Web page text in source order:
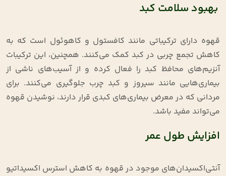
بهبود سلامت کبد
قهوه دارای ترکیباتی مانند کافستول و کاهوئول است که به
کاهش تجمع چربی در کبد کمک می‌کنند. همچنین، این ترکیبات
آنزیم‌های محافظ کبد را فعال کرده و از آسیب‌های ناشی از
بیماری‌هایی مانند سیروز و کبد چرب جلوگیری می‌کنند. برای
مردانی که در معرض بیماری‌های کبدی قرار دارند، نوشیدن قهوه
می‌تواند مفید باشد.
افزایش طول عمر
آنتی‌اکسیدان‌های موجود در قهوه به کاهش استرس اکسیداتیو